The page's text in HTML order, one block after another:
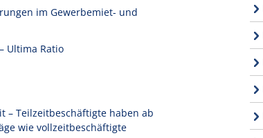
im Gewerbemiet- und
Ultima Ratio
– Teilzeitbeschäftigte haben ab
wie vollzeitbeschäftigte